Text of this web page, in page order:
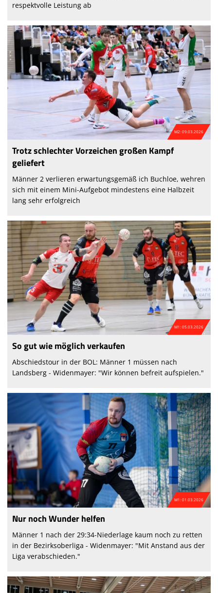
respektvolle Leistung ab
M2: 09.03.2026
Trotz schlechter Vorzeichen großen Kampf
geliefert
Männer 2 verlieren erwartungsgemäß ich Buchloe, wehren
sich mit einem Mini-Aufgebot mindestens eine Halbzeit
lang sehr erfolgreich
M1: 05.03.2026
So gut wie möglich verkaufen
Abschiedstour in der BOL: Männer 1 müssen nach
Landsberg - Widenmayer: "Wir können befreit aufspielen."
M1: 01.03.2026
Nur noch Wunder helfen
Männer 1 nach der 29:34-Niederlage kaum noch zu retten
in der Bezirksoberliga - Widenmayer: "Mit Anstand aus der
Liga verabschieden."